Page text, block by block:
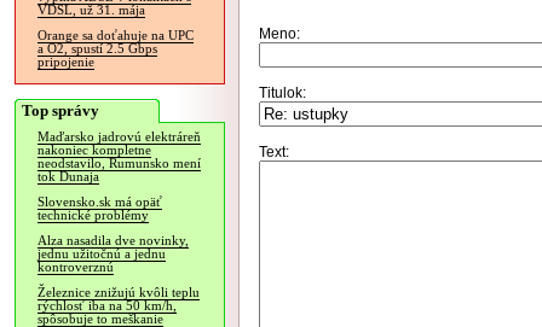
VDSL, už 31. mája
Orange sa doťahuje na UPC
a O2, spustí 2.5 Gbps
pripojenie
Top správy
Maďarsko jadrovú elektráreň
nakoniec kompletne
neodstavilo, Rumunsko mení
tok Dunaja
Slovensko.sk má opäť
technické problémy
Alza nasadila dve novinky,
jednu užitočnú a jednu
kontroverznú
Železnice znižujú kvôli teplu
rýchlosť iba na 50 km/h,
spôsobuje to meškanie
Meno:
Titulok:
Text: